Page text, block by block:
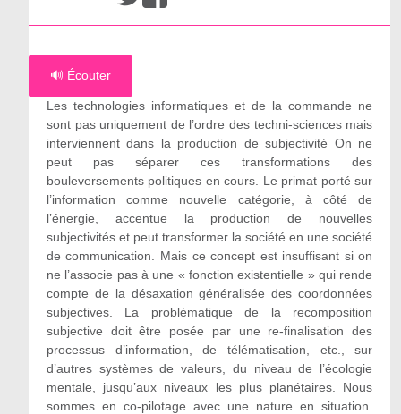
🔊 Écouter
Les technologies informatiques et de la commande ne
sont pas uniquement de l’ordre des techni-sciences mais
interviennent dans la production de subjectivité On ne
peut pas séparer ces transformations des
bouleversements politiques en cours. Le primat porté sur
l’information comme nouvelle catégorie, à côté de
l’énergie, accentue la production de nouvelles
subjectivités et peut transformer la société en une société
de communication. Mais ce concept est insuffisant si on
ne l’associe pas à une « fonction existentielle » qui rende
compte de la désaxation généralisée des coordonnées
subjectives. La problématique de la recomposition
subjective doit être posée par une re-finalisation des
processus d’information, de télématisation, etc., sur
d’autres systèmes de valeurs, du niveau de l’écologie
mentale, jusqu’aux niveaux les plus planétaires. Nous
sommes en co-pilotage avec une nature en situation.